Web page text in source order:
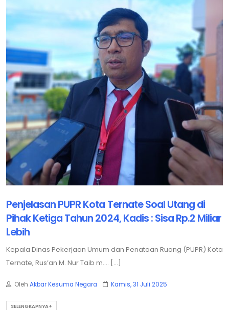
Penjelasan PUPR Kota Ternate Soal Utang di
Pihak Ketiga Tahun 2024, Kadis : Sisa Rp.2 Miliar
Lebih
Kepala Dinas Pekerjaan Umum dan Penataan Ruang (PUPR) Kota
Ternate, Rus’an M. Nur Taib m.... [...]
Oleh Akbar Kesuma Negara Kamis, 31 Juli 2025
SELENGKAPNYA+